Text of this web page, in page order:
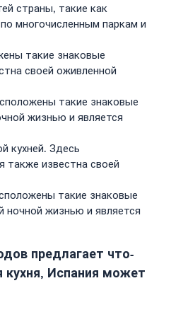
страны, такие как
многочисленным паркам и
такие знаковые
своей оживленной
такие знаковые
жизнью и является
кухней. Здесь
также известна своей
такие знаковые
ночной жизнью и является
предлагает что-
кухня, Испания может